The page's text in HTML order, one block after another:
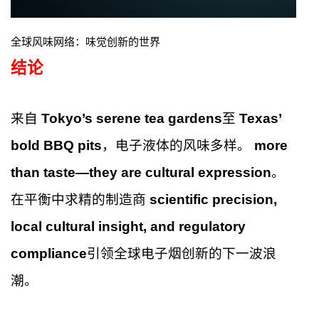
全球风味网络：味觉创新的世界
结论
来自 Tokyo’s serene tea gardens至 Texas’
bold BBQ pits，电子液体的风味多样。 more
than taste—they are cultural expression。
在平衡中求精的制造商 scientific precision,
local cultural insight, and regulatory
compliance引领全球电子烟创新的下一波浪
潮。